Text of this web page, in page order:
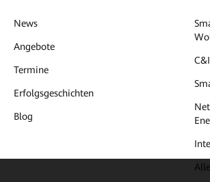
News
Angebote
Termine
Erfolgsgeschichten
Blog